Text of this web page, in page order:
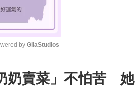
M
u
by GliaStudios
奶賣菜」不怕苦 她